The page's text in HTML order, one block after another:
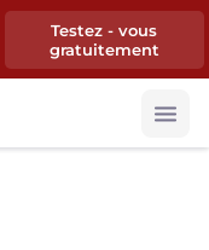
Testez - vous
gratuitement